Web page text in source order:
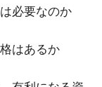
必要なのか
はあるか